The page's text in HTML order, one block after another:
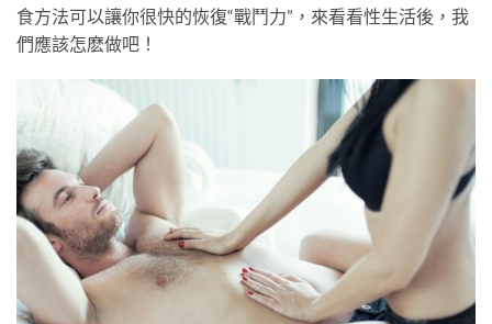
食方法可以讓你很快的恢復“戰鬥力”，來看看性生活後，我
們應該怎麽做吧！